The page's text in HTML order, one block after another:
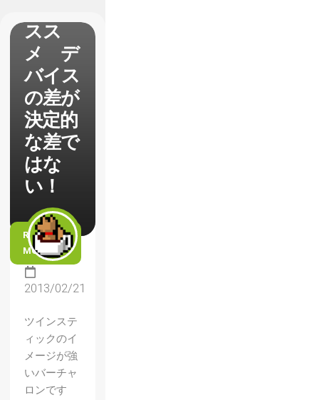
スス
メ デ
バイス
の差が
決定的
な差で
はな
い！
READ
MORE
2013/02/21
ツインステ
ィックのイ
メージが強
いバーチャ
ロンです